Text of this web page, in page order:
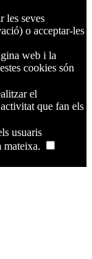
les seves
o acceptar-les
web i la
cookies són
el
que fan els
usuaris
mateixa.